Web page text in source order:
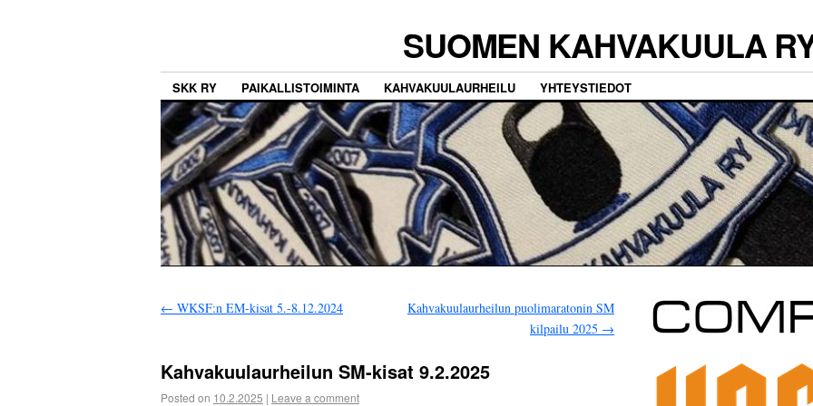
SUOMEN KAHVAKUULA
SKK RY PAIKALLISTOIMINTA KAHVAKUULAURHEILU YHTEYSTIEDOT
← WKSF:n EM-kisat 5.-8.12.2024
Kahvakuulaurheilun puolimaratonin SM
kilpailu 2025 →
Kahvakuulaurheilun SM-kisat 9.2.2025
Posted on 10.2.2025 | Leave a comment